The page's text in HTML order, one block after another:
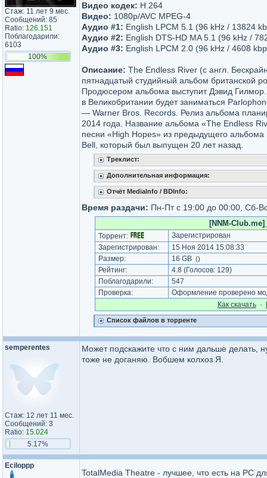
Стаж: 11 лет 9 мес.
Сообщений: 85
Ratio: 126.151
Поблагодарили:
6103
100%
Видео кодек: H.264
Видео: 1080p/AVC MPEG-4
Аудио #1: English LPCM 5.1 (96 kHz / 13824
Аудио #2: English DTS-HD MA 5.1 (96 kHz /
Аудио #3: English LPCM 2.0 (96 kHz / 4608
Описание: The Endless River (с англ.
пятнадцатый студийный альбом британской
Продюсером альбома выступит Дэвид
в Великобритании будет заниматься
— Warner Bros. Records. Релиз альбома
2014 года. Название альбома «The Endless
песни «High Hopes» из предыдущего альбома
Bell, который был выпущен 20 лет назад.
Треклист:
Дополнительная информация:
Отчёт MediaInfo / BDInfo:
Время раздачи: Пн-Пт с 19:00 до 00:00, Сб-
[NNM-
Торрент:
Зарегистрирован
Зарегистрирован:
15 Ноя 2014 15:08:33
Размер:
16 GB ()
Рейтинг: 4.8 (Голосов: 129)
Поблагодарили:
547
Проверка:
Оформление проверено
Как cкачать·
Список файлов в торренте
semperentes
Стаж: 12 лет 11 мес.
Сообщений: 3
Ratio: 15.024
5.17%
Может подскажите что с ним дальше делать,
тоже не доганяю. Вобшем колхоз Я.
Eciloppp
TotalMedia Theatre - лучшее, что есть на PC